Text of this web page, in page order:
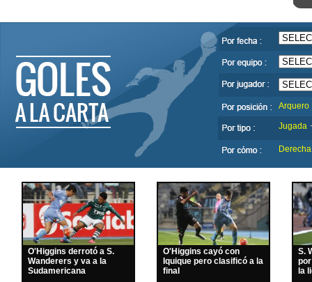
Arquero
Jugada
Derecha
O'Higgins derrotó a S.
Wanderers y va a la
Sudamericana
O'Higgins cayó con
Iquique pero clasificó a la
final
S.
la